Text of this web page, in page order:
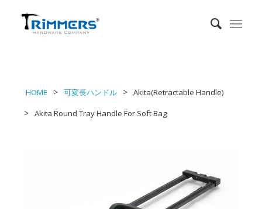
HOME 可変長ハンドル
Akita(Retractable Handle)
Akita Round Tray Handle For Soft Bag